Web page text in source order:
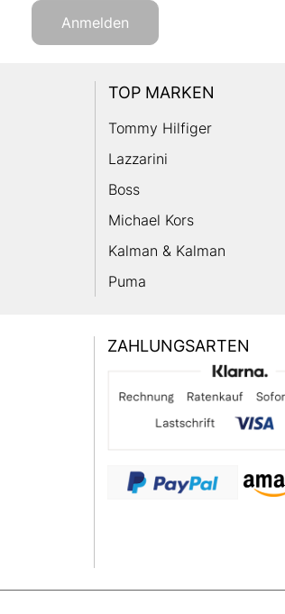
Anmelden
TOP MARKEN
Tommy Hilfiger
Lazzarini
Boss
Michael Kors
Kalman & Kalman
Puma
ZAHLUNGSARTEN